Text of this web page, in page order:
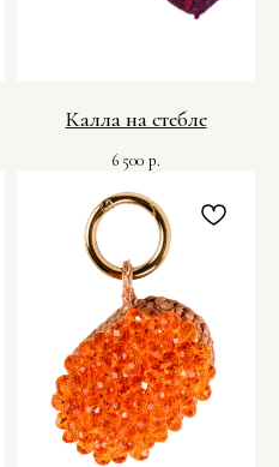
Калла на стебле
6 500 р.